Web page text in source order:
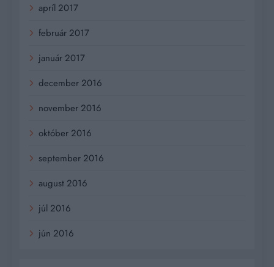
apríl 2017
február 2017
január 2017
december 2016
november 2016
október 2016
september 2016
august 2016
júl 2016
jún 2016